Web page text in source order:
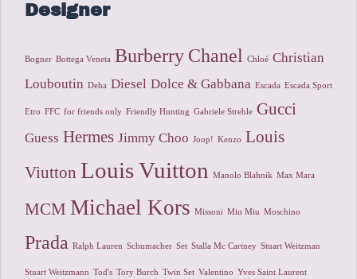
Designer
Bogner Bottega Veneta Burberry Chanel Chloé Christian
Louboutin Deha Diesel Dolce & Gabbana Escada Escada Sport
Etro FFC for friends only Friendly Hunting Gabriele Strehle Gucci
Guess Hermes Jimmy Choo Joop! Kenzo Louis
Viutton Louis Vuitton Manolo Blahnik Max Mara
MCM Michael Kors Missoni Miu Miu Moschino
Prada Ralph Lauren Schumacher Set Stalla Mc Cartney Stuart Weitzman
Stuart Weitzmann Tod's Tory Burch Twin Set Valentino Yves Saint Laurent